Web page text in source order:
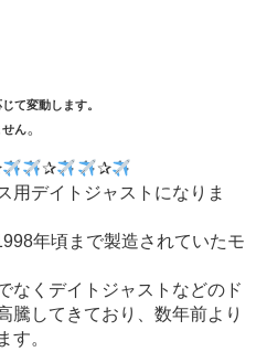
て変動します。
せん。
✰
✰
用デイトジャストになりま
年頃まで製造されていたモ
なくデイトジャストなどのド
騰してきており、数年前より
す。